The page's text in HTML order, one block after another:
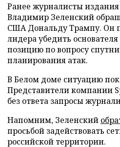
Ранее журналисты
Владимир Зеленский
США Дональду Трампу. Он
лидера убедить
позицию по вопросу
планирования атак.
В Белом доме ситуацию
Представители компании
без ответа запросы
Напомним, Зеленский
просьбой задействовать
российской территории.